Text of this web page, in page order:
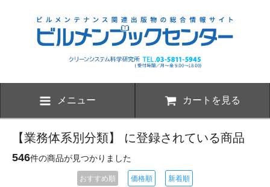
メニュー カートを見る
【業務体系別分類】 に登録されている商品
546件の商品が見つかりました
おすすめ順 価格順 新着順